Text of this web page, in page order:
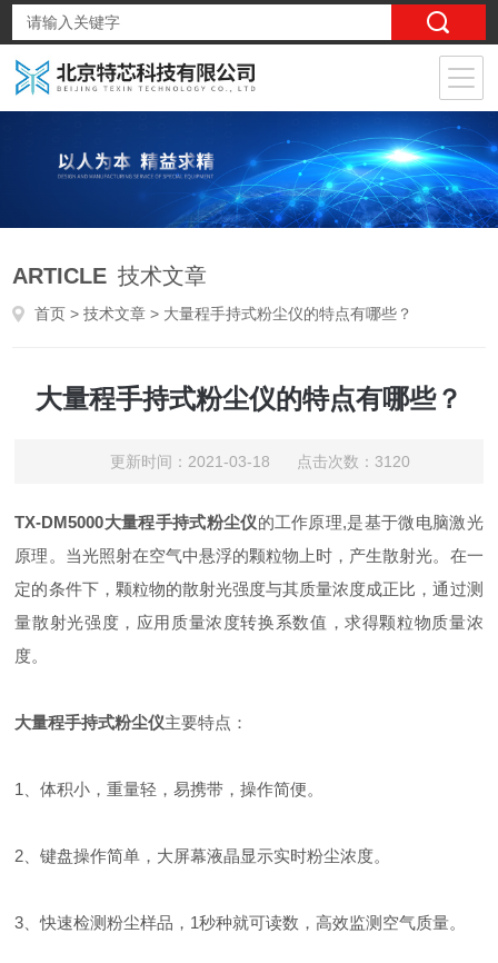
ARTICLE 技术文章
首页 >技术文章 > 大量程手持式粉尘仪的特点有哪些？
大量程手持式粉尘仪的特点有哪些？
更新时间：2021-03-18 点击次数：3120
TX-DM5000大量程手持式粉尘仪的工作原理,是基于微电脑激光
原理。当光照射在空气中悬浮的颗粒物上时，产生散射光。在一
定的条件下，颗粒物的散射光强度与其质量浓度成正比，通过测
量散射光强度，应用质量浓度转换系数值，求得颗粒物质量浓
度。
大量程手持式粉尘仪主要特点：
1、体积小，重量轻，易携带，操作简便。
2、键盘操作简单，大屏幕液晶显示实时粉尘浓度。
3、快速检测粉尘样品，1秒种就可读数，高效监测空气质量。